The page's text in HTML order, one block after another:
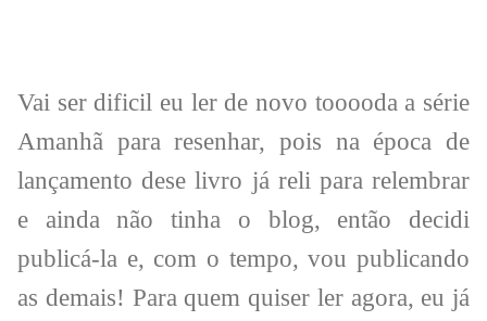
Vai ser dificil eu ler de novo tooooda a série
Amanhã para resenhar, pois na época de
lançamento dese livro já reli para relembrar
e ainda não tinha o blog, então decidi
publicá-la e, com o tempo, vou publicando
as demais! Para quem quiser ler agora, eu já